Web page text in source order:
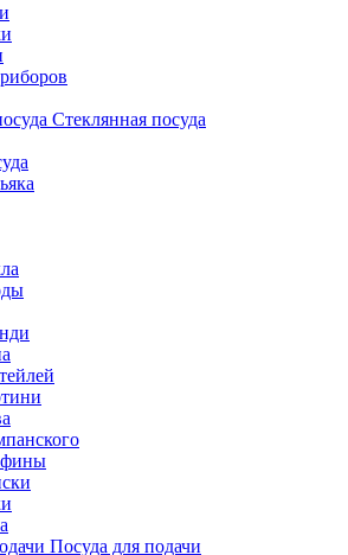
Стеклянная посуда
Посуда для подачи